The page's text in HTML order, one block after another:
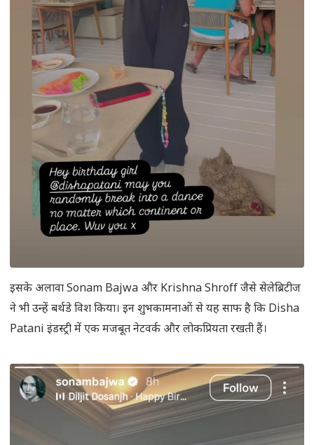
इसके अलावा Sonam Bajwa और Krishna Shroff जैसे सेलेब्रिटीज
ने भी उन्हें बर्थडे विश किया। इन शुभकामनाओं से यह साफ है कि Disha
Patani इंडस्ट्री में एक मजबूत नेटवर्क और लोकप्रियता रखती हैं।